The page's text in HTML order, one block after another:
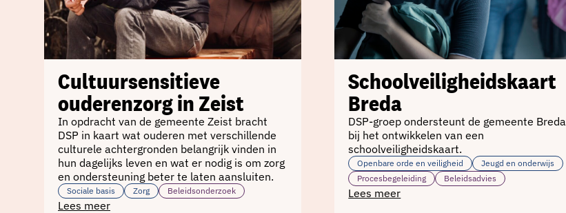
Cultuursensitieve
ouderenzorg in Zeist
In opdracht van de gemeente Zeist bracht
DSP in kaart wat ouderen met verschillende
culturele achtergronden belangrijk vinden in
hun dagelijks leven en wat er nodig is om zorg
en ondersteuning beter te laten aansluiten.
Sociale basis Zorg Beleidsonderzoek
Lees meer
Schoolveiligheidskaart
Breda
DSP-groep ondersteunt de gemeente Breda
bij het ontwikkelen van een
schoolveiligheidskaart.
Openbare orde en veiligheid
Jeugd en onderwijs
Procesbegeleiding
Beleidsadvies
Lees meer